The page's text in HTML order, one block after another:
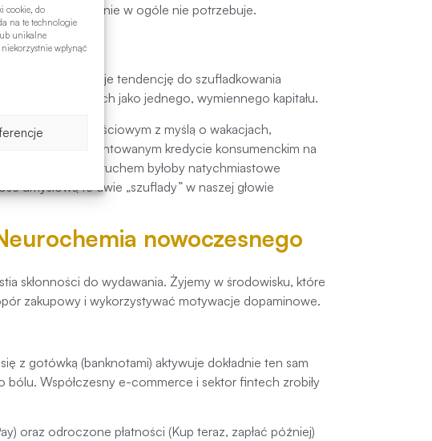
cookie, do
na te technologie
unikalne
wpłynąć
prawdopodobnie w ogóle nie potrzebuje.
Thalera, opisuje tendencję do szufladkowania
traktowania ich jako jednego, wymiennego kapitału.
oszczędnościowym z myślą o wakacjach,
wysoko oprocentowanym kredycie konsumenckim na
ruchem byłoby natychmiastowe
umysłową te dwie „szuflady” w naszej głowie
nowoczesnego
skłonności do wydawania. Żyjemy w środowisku, które
zakupowy i wykorzystywać motywacje dopaminowe.
z gotówką (banknotami) aktywuje dokładnie ten sam
Współczesny e-commerce i sektor fintech zrobiły
oraz odroczone płatności (Kup teraz, zapłać później)